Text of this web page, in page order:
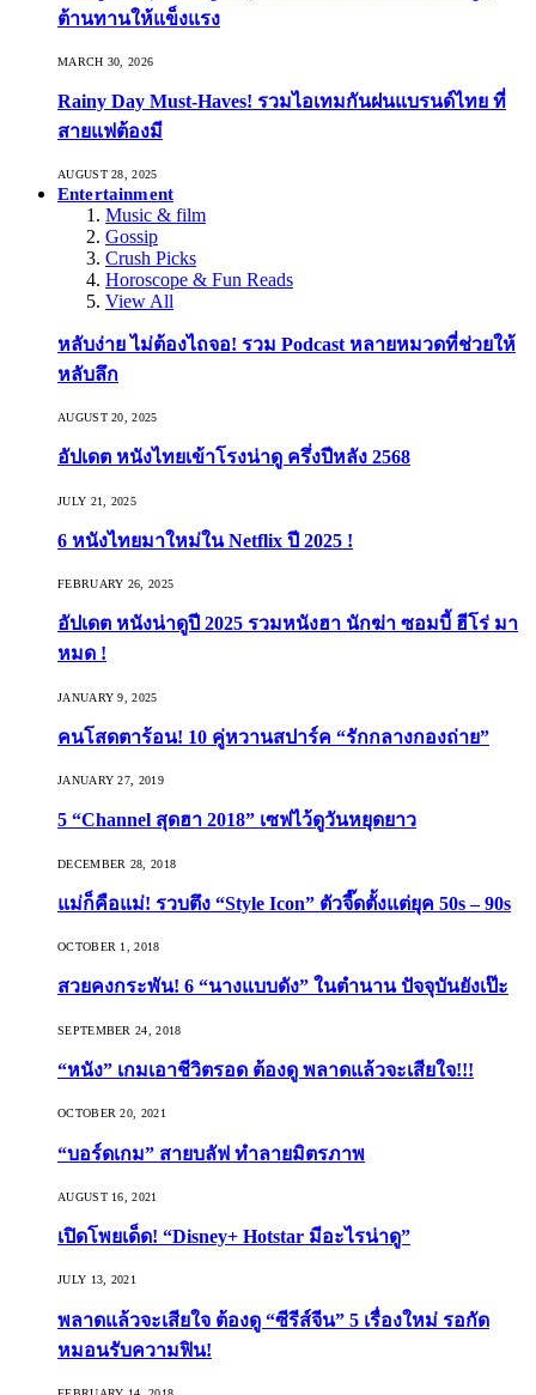
ต้านทานให้แข็งแรง
MARCH 30, 2026
Rainy Day Must-Haves! รวมไอเทมกันฝนแบรนด์ไทย ที่
สายแฟต้องมี
AUGUST 28, 2025
Entertainment
Music & film
Gossip
Crush Picks
Horoscope & Fun Reads
View All
หลับง่าย ไม่ต้องไถจอ! รวม Podcast หลายหมวดที่ช่วยให้
หลับลึก
AUGUST 20, 2025
อัปเดต หนังไทยเข้าโรงน่าดู ครึ่งปีหลัง 2568
JULY 21, 2025
6 หนังไทยมาใหม่ใน Netflix ปี 2025 !
FEBRUARY 26, 2025
อัปเดต หนังน่าดูปี 2025 รวมหนังฮา นักฆ่า ซอมบี้ ฮีโร่ มา
หมด !
JANUARY 9, 2025
คนโสดตาร้อน! 10 คู่หวานสปาร์ค “รักกลางกองถ่าย”
JANUARY 27, 2019
5 “Channel สุดฮา 2018” เซฟไว้ดูวันหยุดยาว
DECEMBER 28, 2018
แม่ก็คือแม่! รวบตึง “Style Icon” ตัวจี๊ดตั้งแต่ยุค 50s – 90s
OCTOBER 1, 2018
สวยคงกระพัน! 6 “นางแบบดัง” ในตำนาน ปัจจุบันยังเป๊ะ
SEPTEMBER 24, 2018
“หนัง” เกมเอาชีวิตรอด ต้องดู พลาดแล้วจะเสียใจ!!!
OCTOBER 20, 2021
“บอร์ดเกม” สายบลัฟ ทำลายมิตรภาพ
AUGUST 16, 2021
เปิดโพยเด็ด! “Disney+ Hotstar มีอะไรน่าดู”
JULY 13, 2021
พลาดแล้วจะเสียใจ ต้องดู “ซีรีส์จีน” 5 เรื่องใหม่ รอกัด
หมอนรับความฟิน!